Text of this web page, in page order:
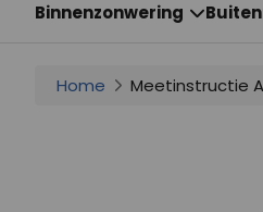
Binnenzonwering
Home Meetinstructie